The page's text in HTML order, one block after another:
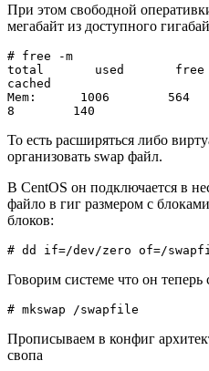
При этом свободной
мегабайт из доступного
# free -m
total       used       free
cached
Mem:      1006
8        140
То есть расширяться либо
организовать swap файл.
В CentOS он подключается в
файло в гиг размером с
блоков:
# dd if=/dev/zero of=/
Говорим системе что он теперь
# mkswap /swapfile
Прописываем в конфиг
свопа